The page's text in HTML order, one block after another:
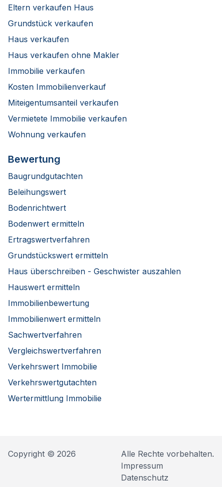
Eltern verkaufen Haus
Grundstück verkaufen
Haus verkaufen
Haus verkaufen ohne Makler
Immobilie verkaufen
Kosten Immobilienverkauf
Miteigentumsanteil verkaufen
Vermietete Immobilie verkaufen
Wohnung verkaufen
Bewertung
Baugrundgutachten
Beleihungswert
Bodenrichtwert
Bodenwert ermitteln
Ertragswertverfahren
Grundstückswert ermitteln
Haus überschreiben - Geschwister auszahlen
Hauswert ermitteln
Immobilienbewertung
Immobilienwert ermitteln
Sachwertverfahren
Vergleichswertverfahren
Verkehrswert Immobilie
Verkehrswertgutachten
Wertermittlung Immobilie
Copyright © 2026
Alle Rechte vorbehalten.
Impressum
Datenschutz